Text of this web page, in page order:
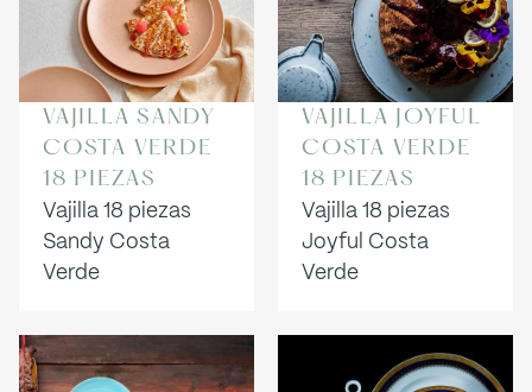
VAJILLA SANDY
COSTA VERDE
18 PIEZAS
Vajilla 18 piezas
Sandy Costa
Verde
VAJILLA JOYFUL
COSTA VERDE
18 PIEZAS
Vajilla 18 piezas
Joyful Costa
Verde